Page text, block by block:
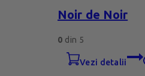
Noir de Noir
0 din 5
vezi detalii